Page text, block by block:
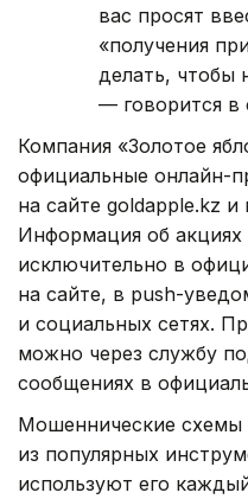
вас просят
«получения
делать, чтобы
— говорится в
Компания «Золотое
официальные онлайн-
на сайте goldapple.kz
Информация об акциях
исключительно в
на сайте, в push-
и социальных сетях.
можно через службу
сообщениях в
Мошеннические
из популярных
используют его